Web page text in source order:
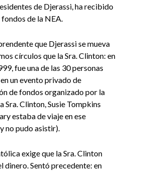
de Djerassi, ha recibido
de la NEA.
que Djerassi se mueva
círculos que la Sra. Clinton: en
fue una de las 30 personas
un evento privado de
de fondos organizado por la
Sra. Clinton, Susie Tompkins
estaba de viaje en ese
no pudo asistir).
exige que la Sra. Clinton
dinero. Sentó precedente: en